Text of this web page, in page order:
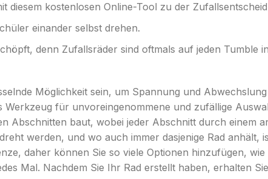
diesem kostenlosen Online-Tool zu der
einander selbst drehen.
denn Zufallsräder sind oftmals auf jeden Tumble
Möglichkeit sein, um Spannung und
für unvoreingenommene und zufällige
Abschnitten baut, wobei jeder Abschnitt durch einem
werden, und wo auch immer dasjenige Rad anhält,
daher können Sie so viele Optionen hinzufügen,
Mal. Nachdem Sie Ihr Rad erstellt haben, erhalten